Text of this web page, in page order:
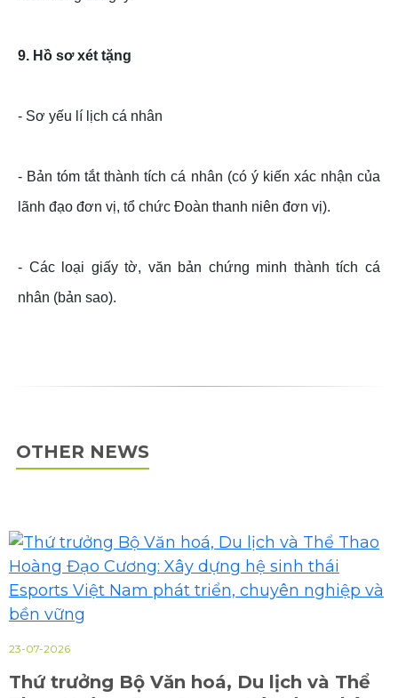
9. Hồ sơ xét tặng
- Sơ yếu lí lịch cá nhân
- Bản tóm tắt thành tích cá nhân (có ý kiến xác nhận của
lãnh đạo đơn vị, tổ chức Đoàn thanh niên đơn vị).
- Các loại giấy tờ, văn bản chứng minh thành tích cá
nhân (bản sao).
OTHER NEWS
23-07-2026
Thứ trưởng Bộ Văn hoá, Du lịch và Thể